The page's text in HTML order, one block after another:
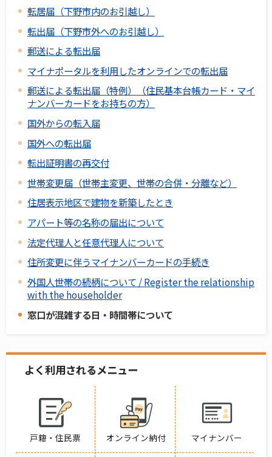
転居届（下野市内のお引越し）
転出届（下野市外へのお引越し）
郵送による転出届
マイナポータルを利用したオンラインでの転出届
郵送による転出届（特例）（住民基本台帳カード・マイ
ナンバーカードをお持ちの方）
国外からの転入届
国外への転出届
転出証明書の再交付
世帯変更届（世帯主変更、世帯の合併・分離など）
住居表示地区で建物を新築したとき
アパート等の名称の届出について
法定代理人と任意代理人について
住所変更に伴うマイナンバーカードの手続き
外国人世帯の続柄について / Register the relationship
with the householder
窓口が混雑する日・時間帯について
よく利用されるメニュー
戸籍・住民票 オンライン納付 マイナンバー